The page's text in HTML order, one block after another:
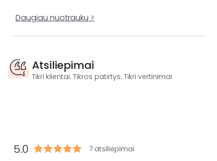
Daugiau nuotraukų >
Atsiliepimai
Tikri klientai. Tikros patirtys. Tikri vertinimai
5.0 7 atsiliepimai